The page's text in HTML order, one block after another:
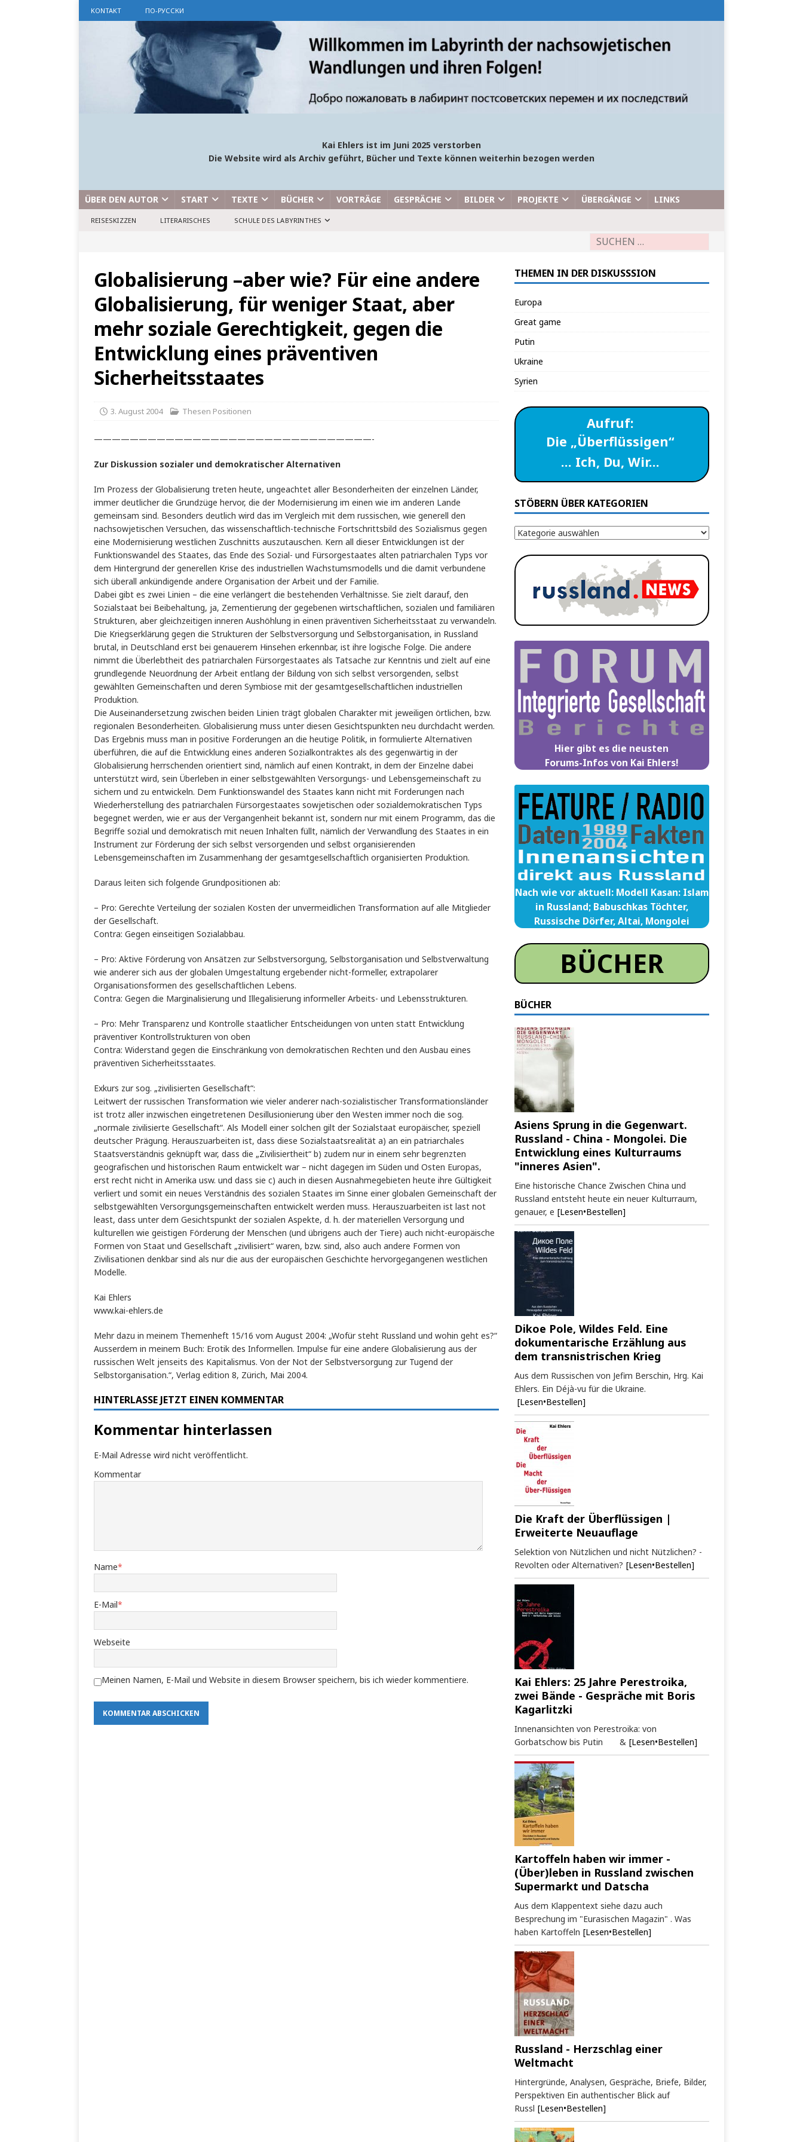
KONTAKT ПО-РУССКИ
Kai Ehlers ist im Juni 2025 verstorben
Die Website wird als Archiv geführt, Bücher und Texte können weiterhin bezogen werden
ÜBER DEN AUTOR START TEXTE BÜCHER VORTRÄGE GESPRÄCHE BILDER PROJEKTE ÜBERGÄNGE LINKS
REISESKIZZEN LITERARISCHES SCHULE DES LABYRINTHES
Globalisierung –aber wie? Für eine andere
Globalisierung, für weniger Staat, aber
mehr soziale Gerechtigkeit, gegen die
Entwicklung eines präventiven
Sicherheitsstaates
3. August 2004 Thesen Positionen
———————————————————————————————-
Zur Diskussion sozialer und demokratischer Alternativen
Im Prozess der Globalisierung treten heute, ungeachtet aller Besonderheiten der einzelnen Länder,
immer deutlicher die Grundzüge hervor, die der Modernisierung im einen wie im anderen Lande
gemeinsam sind. Besonders deutlich wird das im Vergleich mit dem russischen, wie generell den
nachsowjetischen Versuchen, das wissenschaftlich-technische Fortschrittsbild des Sozialismus gegen
eine Modernisierung westlichen Zuschnitts auszutauschen. Kern all dieser Entwicklungen ist der
Funktionswandel des Staates, das Ende des Sozial- und Fürsorgestaates alten patriarchalen Typs vor
dem Hintergrund der generellen Krise des industriellen Wachstumsmodells und die damit verbundene
sich überall ankündigende andere Organisation der Arbeit und der Familie.
Dabei gibt es zwei Linien – die eine verlängert die bestehenden Verhältnisse. Sie zielt darauf, den
Sozialstaat bei Beibehaltung, ja, Zementierung der gegebenen wirtschaftlichen, sozialen und familiären
Strukturen, aber gleichzeitigen inneren Aushöhlung in einen präventiven Sicherheitsstaat zu verwandeln.
Die Kriegserklärung gegen die Strukturen der Selbstversorgung und Selbstorganisation, in Russland
brutal, in Deutschland erst bei genauerem Hinsehen erkennbar, ist ihre logische Folge. Die andere
nimmt die Überlebtheit des patriarchalen Fürsorgestaates als Tatsache zur Kenntnis und zielt auf eine
grundlegende Neuordnung der Arbeit entlang der Bildung von sich selbst versorgenden, selbst
gewählten Gemeinschaften und deren Symbiose mit der gesamtgesellschaftlichen industriellen
Produktion.
Die Auseinandersetzung zwischen beiden Linien trägt globalen Charakter mit jeweiligen örtlichen, bzw.
regionalen Besonderheiten. Globalisierung muss unter diesen Gesichtspunkten neu durchdacht werden.
Das Ergebnis muss man in positive Forderungen an die heutige Politik, in formulierte Alternativen
überführen, die auf die Entwicklung eines anderen Sozialkontraktes als des gegenwärtig in der
Globalisierung herrschenden orientiert sind, nämlich auf einen Kontrakt, in dem der Einzelne dabei
unterstützt wird, sein Überleben in einer selbstgewählten Versorgungs- und Lebensgemeinschaft zu
sichern und zu entwickeln. Dem Funktionswandel des Staates kann nicht mit Forderungen nach
Wiederherstellung des patriarchalen Fürsorgestaates sowjetischen oder sozialdemokratischen Typs
begegnet werden, wie er aus der Vergangenheit bekannt ist, sondern nur mit einem Programm, das die
Begriffe sozial und demokratisch mit neuen Inhalten füllt, nämlich der Verwandlung des Staates in ein
Instrument zur Förderung der sich selbst versorgenden und selbst organisierenden
Lebensgemeinschaften im Zusammenhang der gesamtgesellschaftlich organisierten Produktion.
Daraus leiten sich folgende Grundpositionen ab:
– Pro: Gerechte Verteilung der sozialen Kosten der unvermeidlichen Transformation auf alle Mitglieder
der Gesellschaft.
Contra: Gegen einseitigen Sozialabbau.
– Pro: Aktive Förderung von Ansätzen zur Selbstversorgung, Selbstorganisation und Selbstverwaltung
wie anderer sich aus der globalen Umgestaltung ergebender nicht-formeller, extrapolarer
Organisationsformen des gesellschaftlichen Lebens.
Contra: Gegen die Marginalisierung und Illegalisierung informeller Arbeits- und Lebensstrukturen.
– Pro: Mehr Transparenz und Kontrolle staatlicher Entscheidungen von unten statt Entwicklung
präventiver Kontrollstrukturen von oben
Contra: Widerstand gegen die Einschränkung von demokratischen Rechten und den Ausbau eines
präventiven Sicherheitsstaates.
Exkurs zur sog. „zivilisierten Gesellschaft“:
Leitwert der russischen Transformation wie vieler anderer nach-sozialistischer Transformationsländer
ist trotz aller inzwischen eingetretenen Desillusionierung über den Westen immer noch die sog.
„normale zivilisierte Gesellschaft“. Als Modell einer solchen gilt der Sozialstaat europäischer, speziell
deutscher Prägung. Herauszuarbeiten ist, dass diese Sozialstaatsrealität a) an ein patriarchales
Staatsverständnis geknüpft war, dass die „Zivilisiertheit“ b) zudem nur in einem sehr begrenzten
geografischen und historischen Raum entwickelt war – nicht dagegen im Süden und Osten Europas,
erst recht nicht in Amerika usw. und dass sie c) auch in diesen Ausnahmegebieten heute ihre Gültigkeit
verliert und somit ein neues Verständnis des sozialen Staates im Sinne einer globalen Gemeinschaft der
selbstgewählten Versorgungsgemeinschaften entwickelt werden muss. Herauszuarbeiten ist last not
least, dass unter dem Gesichtspunkt der sozialen Aspekte, d. h. der materiellen Versorgung und
kulturellen wie geistigen Förderung der Menschen (und übrigens auch der Tiere) auch nicht-europäische
Formen von Staat und Gesellschaft „zivilisiert“ waren, bzw. sind, also auch andere Formen von
Zivilisationen denkbar sind als nur die aus der europäischen Geschichte hervorgegangenen westlichen
Modelle.
Kai Ehlers
www.kai-ehlers.de
Mehr dazu in meinem Themenheft 15/16 vom August 2004: „Wofür steht Russland und wohin geht es?“
Ausserdem in meinem Buch: Erotik des Informellen. Impulse für eine andere Globalisierung aus der
russischen Welt jenseits des Kapitalismus. Von der Not der Selbstversorgung zur Tugend der
Selbstorganisation.“, Verlag edition 8, Zürich, Mai 2004.
HINTERLASSE JETZT EINEN KOMMENTAR
Kommentar hinterlassen
E-Mail Adresse wird nicht veröffentlicht.
Kommentar
Name*
E-Mail*
Webseite
Meinen Namen, E-Mail und Website in diesem Browser speichern, bis ich wieder kommentiere.
THEMEN IN DER DISKUSSSION
Europa
Great game
Putin
Ukraine
Syrien
Aufruf:
Die „Überflüssigen“
… Ich, Du, Wir…
STÖBERN ÜBER KATEGORIEN
Hier gibt es die neusten
Forums-Infos von Kai Ehlers!
Nach wie vor aktuell: Modell Kasan: Islam
in Russland; Babuschkas Töchter,
Russische Dörfer, Altai, Mongolei
BÜCHER
BÜCHER
Asiens Sprung in die Gegenwart.
Russland - China - Mongolei. Die
Entwicklung eines Kulturraums
"inneres Asien".
Eine historische Chance Zwischen China und
Russland entsteht heute ein neuer Kulturraum,
genauer, e [Lesen•Bestellen]
Dikoe Pole, Wildes Feld. Eine
dokumentarische Erzählung aus
dem transnistrischen Krieg
Aus dem Russischen von Jefim Berschin, Hrg. Kai
Ehlers. Ein Déjà-vu für die Ukraine.
[Lesen•Bestellen]
Die Kraft der Überflüssigen |
Erweiterte Neuauflage
Selektion von Nützlichen und nicht Nützlichen? -
Revolten oder Alternativen? [Lesen•Bestellen]
Kai Ehlers: 25 Jahre Perestroika,
zwei Bände - Gespräche mit Boris
Kagarlitzki
Innenansichten von Perestroika: von
Gorbatschow bis Putin & [Lesen•Bestellen]
Kartoffeln haben wir immer -
(Über)leben in Russland zwischen
Supermarkt und Datscha
Aus dem Klappentext siehe dazu auch
Besprechung im "Eurasischen Magazin" . Was
haben Kartoffeln [Lesen•Bestellen]
Russland - Herzschlag einer
Weltmacht
Hintergründe, Analysen, Gespräche, Briefe, Bilder,
Perspektiven Ein authentischer Blick auf
Russl [Lesen•Bestellen]